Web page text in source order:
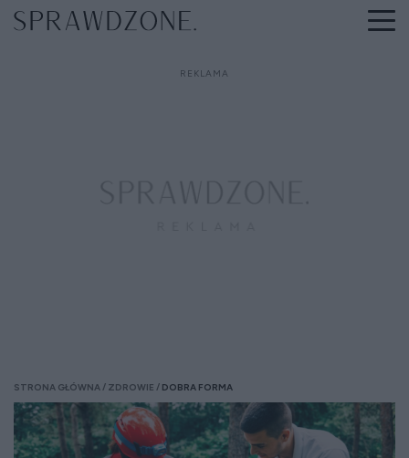
STRONA GŁÓWNA ZDROWIE DOBRA FORMA